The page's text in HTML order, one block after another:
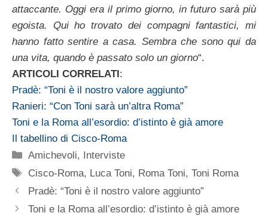
attaccante. Oggi era il primo giorno, in futuro sarà più
egoista. Qui ho trovato dei compagni fantastici, mi
hanno fatto sentire a casa. Sembra che sono qui da
una vita, quando è passato solo un giorno“.
ARTICOLI CORRELATI :
Pradè: “Toni è il nostro valore aggiunto”
Ranieri: “Con Toni sarà un’altra Roma”
Toni e la Roma all’esordio: d’istinto è già amore
Il tabellino di Cisco-Roma
Categorie
Amichevoli,
Interviste
Tag
Cisco-Roma, Luca Toni, Roma Toni,Toni Roma
Pradè: “Toni è il nostro valore aggiunto”
Toni e la Roma all’esordio: d’istinto è già amore